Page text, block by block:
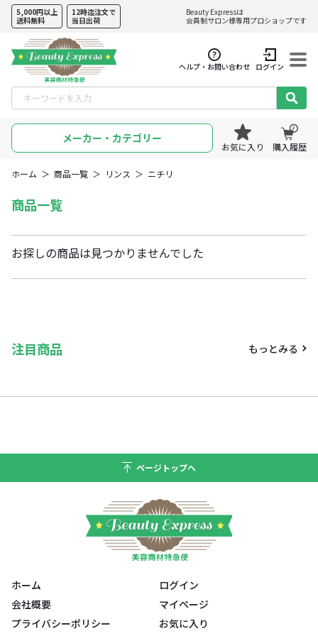
5,000円以上
送料無料
12時迄注文で
当日出荷
Beauty Expressは
会員制サロン様専用プロショップです
ヘルプ・お問い合わせ ログイン
メーカー・カテゴリー
お気に入り 購入履歴
ホーム ＞ 商品一覧 ＞ リンス ＞ ニチリ
商品一覧
お探しの商品は見つかりませんでした
注目商品 もっとみる
ページトップへ
ホーム
会社概要
プライバシーポリシー
ログイン
マイページ
お気に入り